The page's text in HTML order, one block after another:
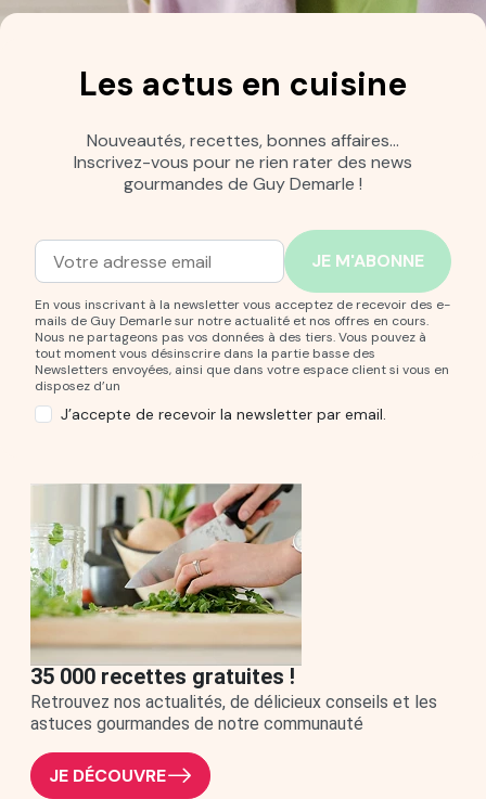
Les actus en cuisine
Nouveautés, recettes, bonnes affaires…
Inscrivez-vous pour ne rien rater des news
gourmandes de Guy Demarle !
Adresse mail
Entrez votre adresse mail pour vous abonner à notre
En vous inscrivant à la newsletter vous acceptez de recevoir des e-
mails de Guy Demarle sur notre actualité et nos offres en cours.
Nous ne partageons pas vos données à des tiers. Vous pouvez à
tout moment vous désinscrire dans la partie basse des
Newsletters envoyées, ainsi que dans votre espace client si vous en
disposez d’un
J’accepte de recevoir la newsletter par email.
35 000 recettes gratuites !
Retrouvez nos actualités, de délicieux conseils et les
astuces gourmandes de notre communauté
JE DÉCOUVRE